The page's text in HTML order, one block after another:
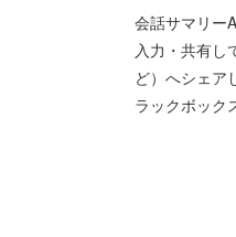
会話サマリー
入力・共有し
ど）へシェア
ラックボック